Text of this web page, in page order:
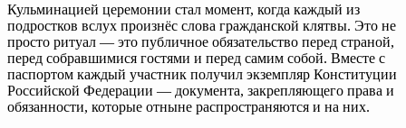
Кульминацией церемонии стал момент, когда каждый из
подростков вслух произнёс слова гражданской клятвы. Это не
просто ритуал — это публичное обязательство перед страной,
перед собравшимися гостями и перед самим собой. Вместе с
паспортом каждый участник получил экземпляр Конституции
Российской Федерации — документа, закрепляющего права и
обязанности, которые отныне распространяются и на них.